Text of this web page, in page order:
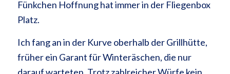
Fünkchen Hoffnung hat immer in der Fliegenbox
Platz.
Ich fang an in der Kurve oberhalb der Grillhütte,
früher ein Garant für Winteräschen, die nur